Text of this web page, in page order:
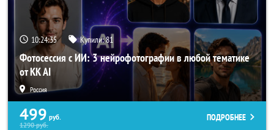
10:24:34 Купили:81
Фотосессия с ИИ: 3 нейрофотографии в любой тематике
от KK AI
Россия
499 руб.
1290руб.
ПОДРОБНЕЕ